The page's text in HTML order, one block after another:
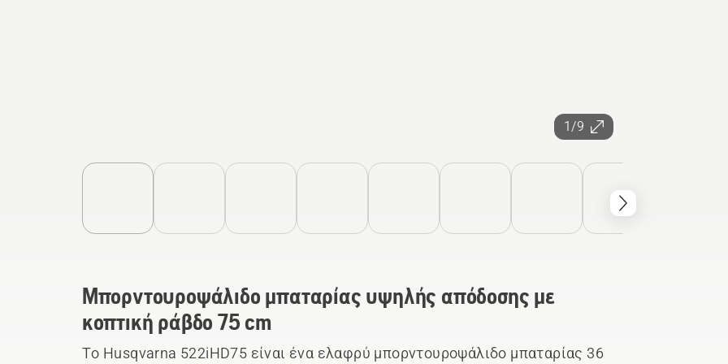
1/9
Μπορντουροψάλιδο μπαταρίας υψηλής απόδοσης με
κοπτική ράβδο 75 cm
Το Husqvarna 522iHD75 είναι ένα ελαφρύ μπορντουροψάλιδο μπαταρίας 36